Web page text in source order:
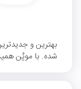
بهترین و
شده. با موپُن